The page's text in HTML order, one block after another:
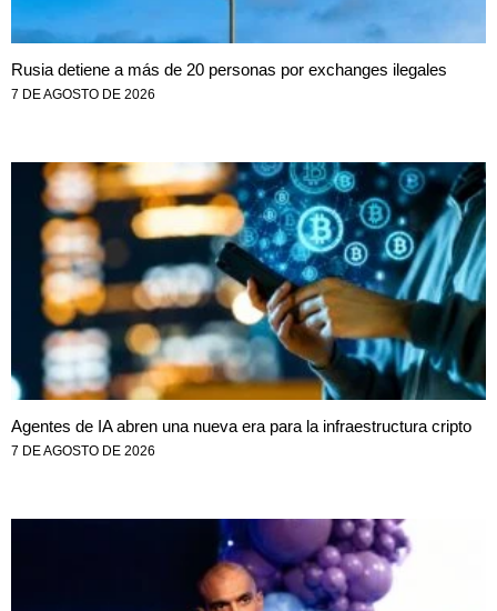
Rusia detiene a más de 20 personas por exchanges ilegales
7 DE AGOSTO DE 2026
Agentes de IA abren una nueva era para la infraestructura cripto
7 DE AGOSTO DE 2026